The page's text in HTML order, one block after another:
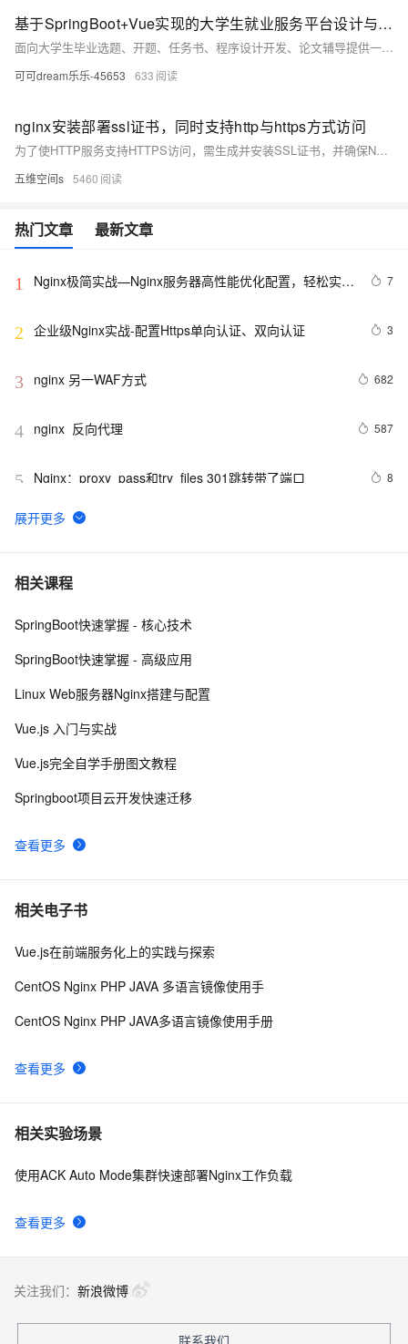
基于SpringBoot+Vue实现的大学生就业服务平台设计与实现（系统源码+文档+数据库+部署等）
面向大学生毕业选题、开题、任务书、程序设计开发、论文辅导提供一站式服务。主要服务：程序设计开发、代码修改、成品部署、支持定制、论文辅导，助力毕设！
可可dream乐乐-45653 633
nginx安装部署ssl证书，同时支持http与https方式访问
为了使HTTP服务支持HTTPS访问，需生成并安装SSL证书，并确保Nginx支持SSL模块。首先，在`/usr/local/nginx`目录下生成RSA密钥、证书申请文件及自签名证书。接着，确认Nginx已安装SSL模块，若未安装则重新编译Nginx加入该模块。最后，编辑`nginx.conf`配置文件，启用并配置HTTPS服务器部分，指定证书路径和监听端口（如20000），保存后重启Nginx完成部署。
五维空间s 5460
热门文章 最新文章
1
Nginx极简实战—Nginx服务器高性能优化配置，轻松实现
7
2 企业级Nginx实战-配置Https单向认证、双向认证 3
3 nginx 另一WAF方式 682
4 nginx  反向代理 587
5 Nginx：proxy_pass和try_files 301跳转带了端口 8
6 centos6.4 x64 安装nginx
7 nginx启动脚本
8 nginx-location规则匹配
10【Django部署】Nginx+uWsgi部署Django项目
相关课程
查看更多
SpringBoot快速掌握 - 核心技术
SpringBoot快速掌握 - 高级应用
Linux Web服务器Nginx搭建与配置
Vue.js 入门与实战
Vue.js完全自学手册图文教程
Springboot项目云开发快速迁移
相关电子书
查看更多
Vue.js在前端服务化上的实践与探索
CentOS Nginx PHP JAVA 多语言镜像使用手
CentOS Nginx PHP JAVA多语言镜像使用手册
相关实验场景
查看更多
使用ACK Auto Mode集群快速部署Nginx工作负载
关注我们： 新浪微博